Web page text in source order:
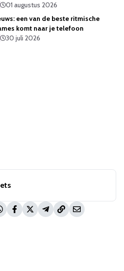
01 augustus 2026
een van de beste ritmische
komt naar je telefoon
30 juli 2026